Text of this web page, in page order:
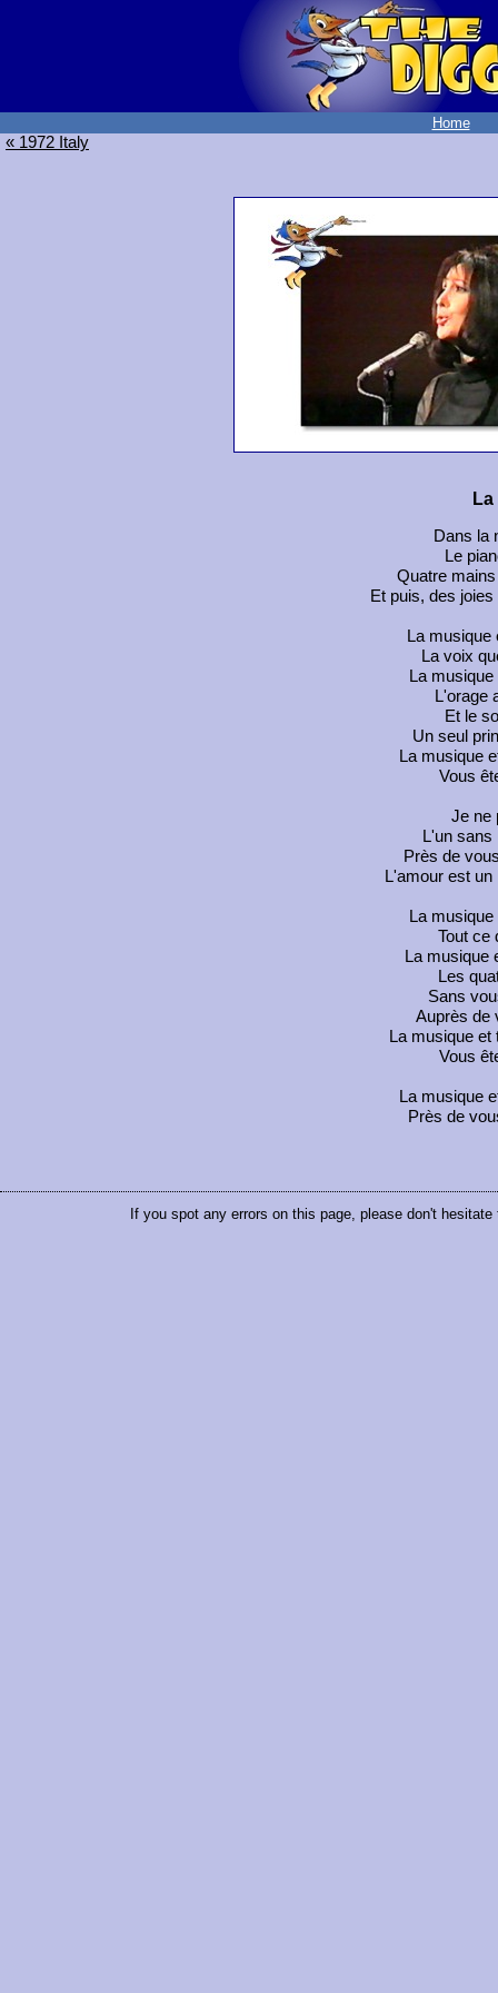
Home
« 1972 Italy
Dans la
Le
Quatre
Et puis, des
La
La voix
La
L'orage
Et le
Un seul
La musique
Vous
Je ne
L'un sans
Près de
L'amour est
La
Tout ce
La musique
Les
Sans
Auprès de
La musique
Vous
La musique
Près de
If you spot any errors on this page, please don't